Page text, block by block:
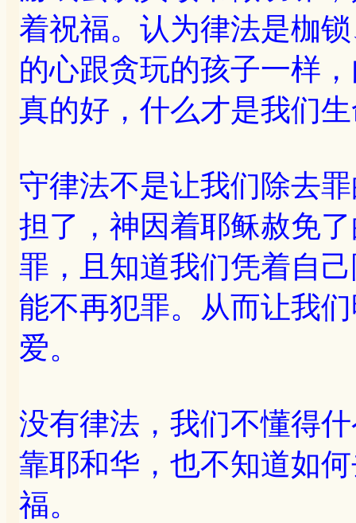
着祝福。认为律法是枷
的心跟贪玩的孩子一样
真的好，什么才是我们
守律法不是让我们除去
担了，神因着耶稣赦免
罪，且知道我们凭着自
能不再犯罪。从而让我
爱。
没有律法，我们不懂得
靠耶和华，也不知道如
福。